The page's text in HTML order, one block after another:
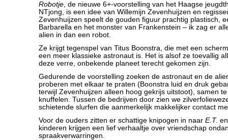
Robotje, de nieuwe 6+-voorstelling van het Haagse
NTjong, is een idee van Willemijn Zevenhuijzen en
Zevenhuijzen speelt de gouden figuur prachtig plastisch,
Barbarella en het monster van Frankenstein – ik zag er
alien in dan een robot.
Ze krijgt tegenspel van Titus Boonstra, die met een
een meer klassieke astronaut is. Het is alsof ze toevallig
deze verre, onbekende planeet terecht gekomen zijn.
Gedurende de voorstelling zoeken de astronaut en de
proberen met elkaar te praten (Boonstra luid en druk
terwijl Zevenhuijzen alleen hoog gekrijs uitstoot), samen
knuffelen. Tussen de bedrijven door zien we
schietende slurfen die aanmerkelijk makkelijker contact
Voor de ouders zitten er schattige knipogen in naar E.T.
kinderen krijgen een lief verhaaltje over vriendschap
spraakverwarringen.